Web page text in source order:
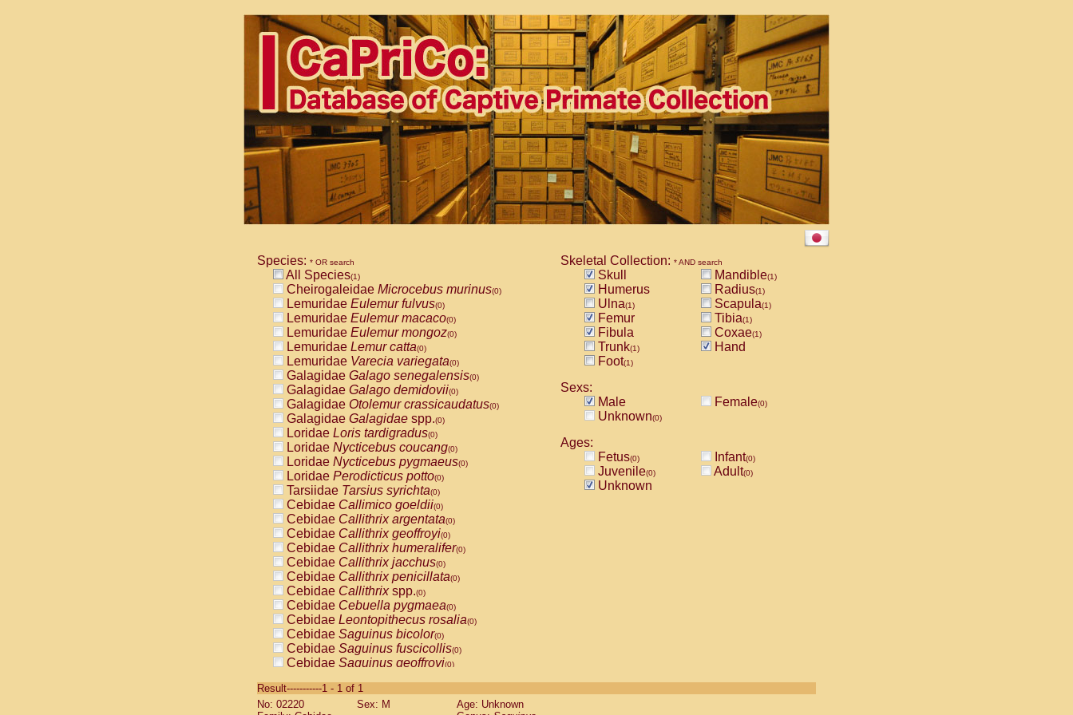
Species: * OR search
All Species(1)
Cheirogaleidae Microcebus murinus(0)
Lemuridae Eulemur fulvus(0)
Lemuridae Eulemur macaco(0)
Lemuridae Eulemur mongoz(0)
Lemuridae Lemur catta(0)
Lemuridae Varecia variegata(0)
Galagidae Galago senegalensis(0)
Galagidae Galago demidovii(0)
Galagidae Otolemur crassicaudatus(0)
Galagidae Galagidae spp.(0)
Loridae Loris tardigradus(0)
Loridae Nycticebus coucang(0)
Loridae Nycticebus pygmaeus(0)
Loridae Perodicticus potto(0)
Tarsiidae Tarsius syrichta(0)
Cebidae Callimico goeldii(0)
Cebidae Callithrix argentata(0)
Cebidae Callithrix geoffroyi(0)
Cebidae Callithrix humeralifer(0)
Cebidae Callithrix jacchus(0)
Cebidae Callithrix penicillata(0)
Cebidae Callithrixspp.(0)
Cebidae Cebuella pygmaea(0)
Cebidae Leontopithecus rosalia(0)
Cebidae Saguinus bicolor(0)
Cebidae Saguinus fuscicollis(0)
Cebidae Saguinus geoffroyi(0)
CebidaeSaguinus labiatus(0)
Cebidae Saguinus leucopus (0)
Skeletal Collection: * AND search
Skull Mandible(1)
Humerus Radius(1)
Ulna(1) Scapula(1)
Femur Tibia(1)
Fibula Coxae(1)
Trunk(1)
Hand
Foot(1)
Sexs:
Male
Female(0)
Unknown(0)
Ages:
Fetus(0) Infant(0)
Juvenile(0) Adult(0)
Unknown
Result-----------1 - 1 of 1
No: 02220
Sex: M
Age: Unknown